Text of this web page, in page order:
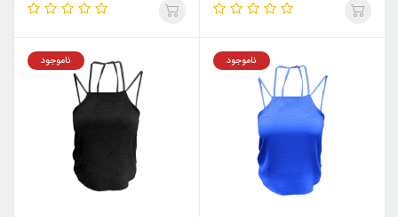
ناموجود ناموجود